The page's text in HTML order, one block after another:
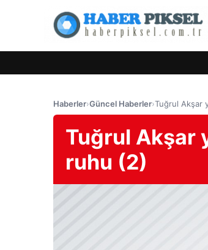
Haberler›Güncel Haberler›Tuğrul Akşar
Tuğrul Akşar
ruhu (2)